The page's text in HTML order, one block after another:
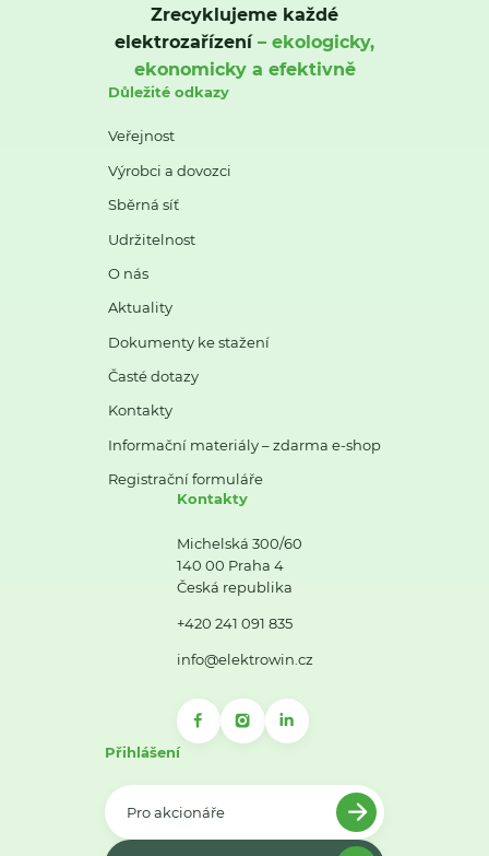
Zrecyklujeme každé
elektrozařízení– ekologicky,
ekonomicky a efektivně
Důležité odkazy
Veřejnost
Výrobci a dovozci
Sběrná síť
Udržitelnost
O nás
Aktuality
Dokumenty ke stažení
Časté dotazy
Kontakty
Informační materiály – zdarma e-shop
Registrační formuláře
Kontakty
Michelská 300/60
140 00 Praha 4
Česká republika
+420 241 091 835
info@elektrowin.cz
Přihlášení
Pro akcionáře